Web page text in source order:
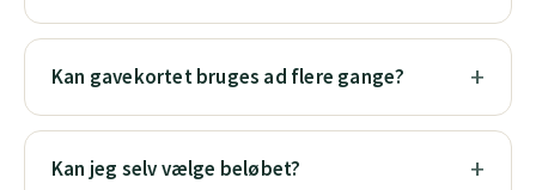
Kan gavekortet bruges ad flere gange?
Kan jeg selv vælge beløbet?